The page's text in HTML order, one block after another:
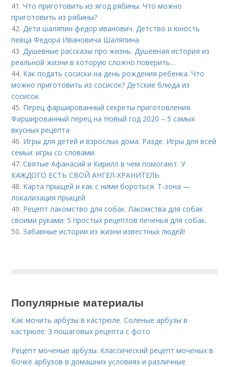
41.Что приготовить из ягод рябины. Что можно
приготовить из рябины?
42.Дети шаляпин федор иванович. Детство и юность
певца Федора Ивановича Шаляпина
43.Душевные рассказы про жизнь. Душевная история из
реальной жизни в которую сложно поверить…
44. Как подать сосиски на день рождения ребенка. Что
можно приготовить из сосисок? Детские блюда из
сосисок
45. Перец фаршированный секреты приготовления.
Фаршированный перец на Новый год 2020 – 5 самых
вкусных рецепта
46. Игры для детей и взрослых дома. Разде. Игры для всей
семьи: игры со словами.
47.Святые Афанасий и Кирилл в чем помогают. У
КАЖДОГО ЕСТЬ СВОЙ АНГЕЛ-ХРАНИТЕЛЬ
48. Карта прыщей и как с ними бороться. Т-зона —
локализация прыщей
49. Рецепт лакомство для собак. Лакомства для собак
своими руками: 5 простых рецептов печенья для собак.
50.Забавные истории из жизни известных людей!
Популярные материалы
Как мочить арбузы в кастрюле. Соленые арбузы в
кастрюле: 3 пошаговых рецепта с фото
Рецепт моченые арбузы. Классический рецепт моченых в
бочке арбузов в домашних условиях и различные